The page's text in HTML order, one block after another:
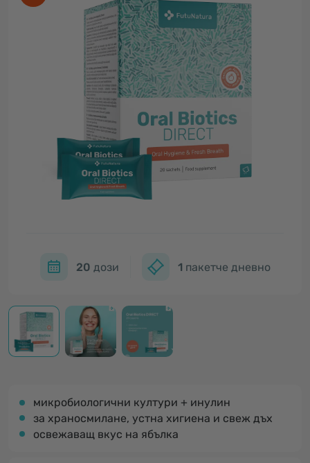
20 дози 1 пакетче дневно
микробиологични култури + инулин
за храносмилане, устна хигиена и свеж дъх
освежаващ вкус на ябълка